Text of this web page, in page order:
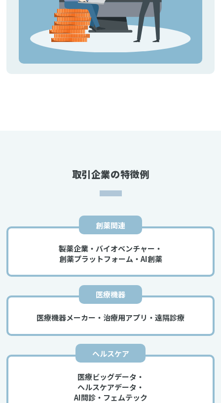
取引企業の特徴例
創薬関連
製薬企業・バイオベンチャー・
創薬プラットフォーム・AI創薬
医療機器
医療機器メーカー・治療用アプリ・遠隔診療
ヘルスケア
医療ビッグデータ・
ヘルスケアデータ・
AI問診・フェムテック